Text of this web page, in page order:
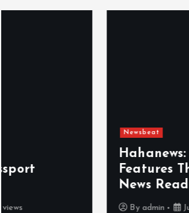
Hahanews: Reviewing the
Features That Improve
July 30, 2026 4 views